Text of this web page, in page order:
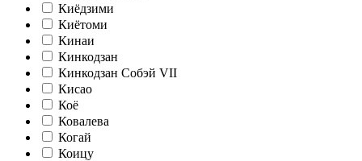
Киёдзими
Киётоми
Кинаи
Кинкодзан
Кинкодзан Собэй VII
Кисао
Коё
Ковалева
Когай
Коицу